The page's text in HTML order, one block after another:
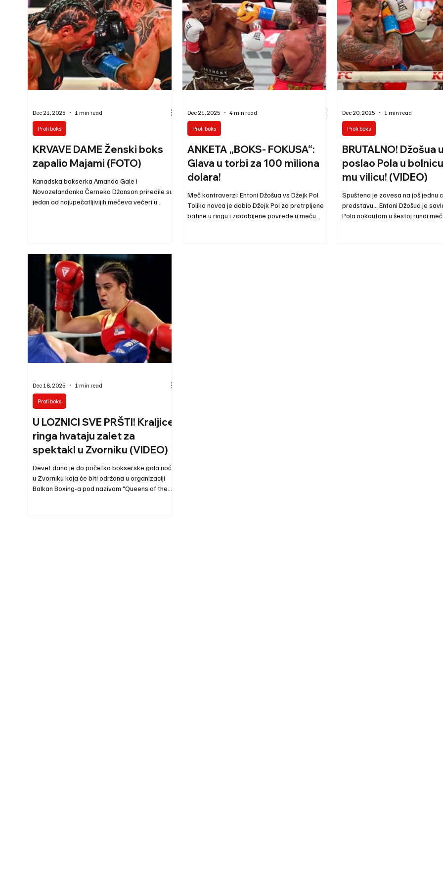
namenjen za lečenje višestruke šampionke u kik
boksu i reprezentativke Srbije, Bečejke Eve
Halaši. U borbi večeri u ringu će da se suoče
Petar Ba
petak, 26. decembra, u Sportsko-rekreativnom
centru Zvornik, od 19:00 časova biće
organizovano zvanično merenje svih učesnica
objavili na portalu Arena Fight,
bokserskom spektaklu u kojem će
pojaviti čak četiri srpske
KRVAVE DAME Ženski boks
zapalio Majami (FOTO)
Kanadska bokserka Amanda Gale i
Novozelanđanka Černeka Džonson priredile su
jedan od najupečatljivijih mečeva večeri u
gonga razmenjivale su žestoke udarce, a krv,
modrice i raskrvavljena lica brzo su postali
neminovni deo ringa. Publika je ostala zatečena
brutalnošću, ali i odlučnošću dve bok
Profi boks
Dec 21, 2025 1 min read
ANKETA „BOKS- FOKUSA“:
Glava u torbi za 100 miliona
dolara!
Meč kontraverzi: Entoni Džošua vs Džejk Pol
Toliko novca je dobio Džejk Pol za pretrpljene
batine u ringu i zadobijene povrede u meču
Profi boks
Dec 21, 2025 4 min read
BRUTALNO! Džošua
poslao Pola u
mu vilicu! (VIDEO)
Spuštena je zavesa na još jednu
predstavu... Entoni Džošua je
Pola nokautom u šestoj rundi
Profi boks
Dec 20, 2025 1 min read
U LOZNICI SVE PRŠTI! Kraljice
ringa hvataju zalet za
spektakl u Zvorniku (VIDEO)
Devet dana je do početka bokserske gala noći
u Zvorniku koja će biti održana u organizaciji
Balkan Boxing-a pod nazivom "Queens of the
Profi boks
Dec 18, 2025 1 min read